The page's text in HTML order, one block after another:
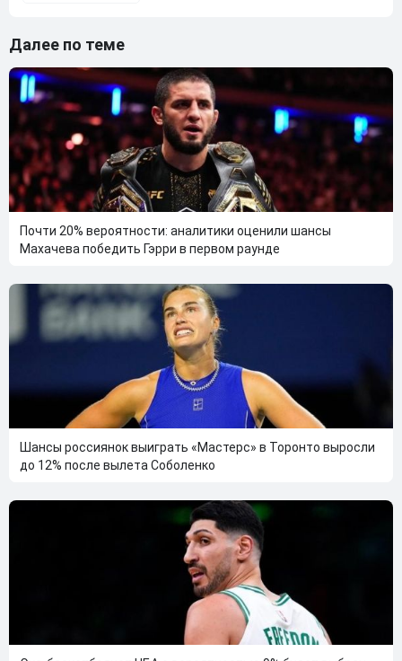
Далее по теме
Почти 20% вероятности: аналитики оценили шансы
Махачева победить Гэрри в первом раунде
Шансы россиянок выиграть «Мастерс» в Торонто выросли
до 12% после вылета Соболенко